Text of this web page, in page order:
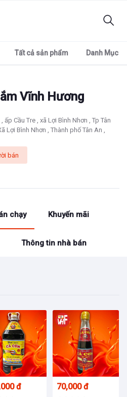
Tất cả sản phẩm Danh Mục
Vĩnh Hương
ấp Cầu Tre , xã Lợi Bình Nhơn , Tp Tân
Lợi Bình Nhơn , Thành phố Tân An ,
bán
chạy Khuyến mãi
Thông tin nhà bán
đ 70,000 đ